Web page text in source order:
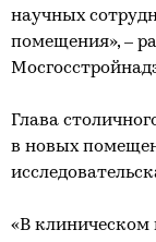
научных
помещения», –
Глава
в новых
«В клиническом